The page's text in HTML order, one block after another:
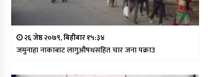
२६ जेष्ठ २०७९, बिहीबार १५:३४
जमुनाहा नाकाबाट लागुऔषधसहित चार जना पक्राउ